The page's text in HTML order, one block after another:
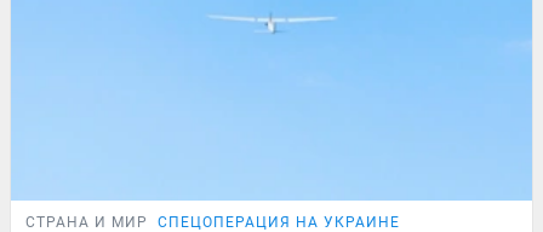
СТРАНА И МИР СПЕЦОПЕРАЦИЯ НА УКРАИНЕ